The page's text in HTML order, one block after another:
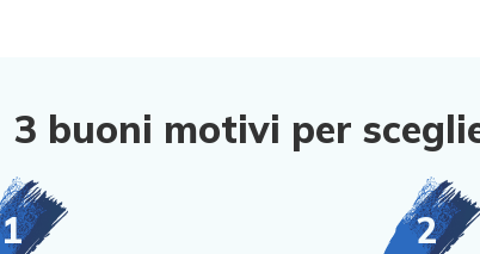
3 buoni motivi per
1 2